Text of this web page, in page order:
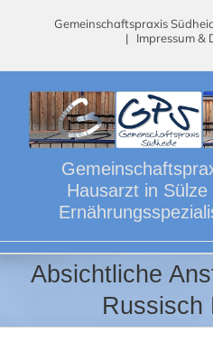
Gemeinschaftspraxis
| Impressum &
Hausarzt in
Absichtliche
Russisch